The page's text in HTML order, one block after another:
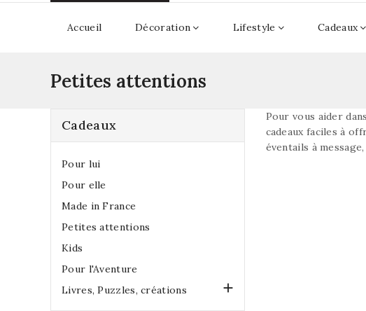
Accueil Décoration Lifestyle Cadeaux
Petites attentions
Cadeaux
Pour lui
Pour elle
Made in France
Petites attentions
Kids
Pour l'Aventure
Livres, Puzzles, créations

Pour vous aider
cadeaux faciles à
éventails à